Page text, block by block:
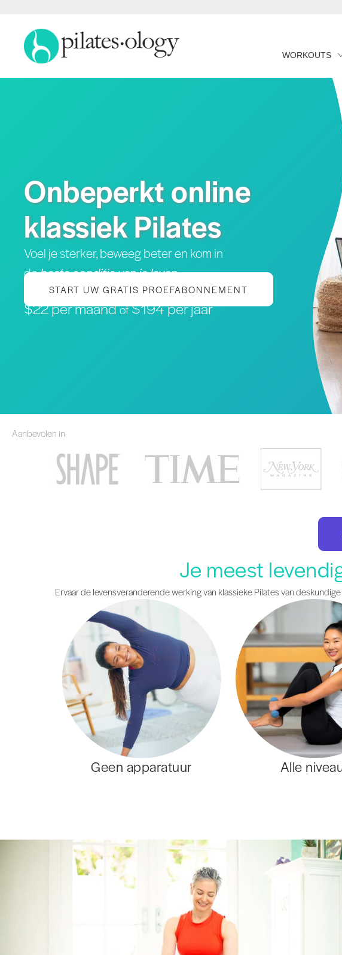
WORKOUTS
Onbeperkt online
klassiek Pilates
Voel je sterker, beweeg beter en kom in
debeste conditie van je leven
START UW GRATIS PROEFABONNEMENT
$22 per maandof$194 per jaar
Aanbevolen in
Je meest
Ervaar de levensveranderende werking van klassieke Pilates van
Geen apparatuur Alle